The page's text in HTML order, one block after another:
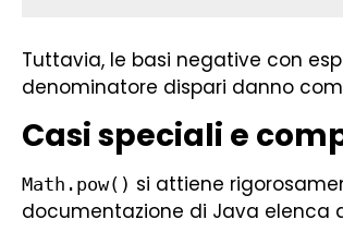
Tuttavia, le basi negative con
denominatore dispari danno
Casi speciali e
Math.pow() si attiene
documentazione di Java elenca